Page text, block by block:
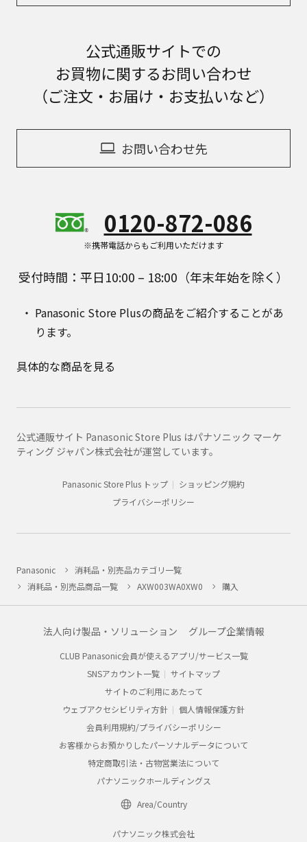
公式通販サイトでの
お買物に関するお問い合わせ
（ご注文・お届け・お支払いなど）
お問い合わせ先
0120-872-086
※携帯電話からもご利用いただけます
受付時間：平日10:00 – 18:00（年末年始を除く）
Panasonic Store Plusの商品をご紹介することがあ
ります。
具体的な商品を見る
公式通販サイト Panasonic Store Plus はパナソニック マーケ
ティング ジャパン株式会社が運営しています。
Panasonic Store Plus トップ
ショッピング規約
プライバシーポリシー
Panasonic
消耗品・別売品カテゴリ一覧
消耗品・別売品商品一覧
AXW003WA0XW0 購入
法人向け製品・ソリューション グループ企業情報
CLUB Panasonic会員が使えるアプリ/サービス一覧
SNSアカウント一覧
サイトマップ
サイトのご利用にあたって
ウェブアクセシビリティ方針
個人情報保護方針
会員利用規約/プライバシーポリシー
お客様からお預かりしたパーソナルデータについて
特定商取引法・古物営業法について
パナソニックホールディングス
Area/Country
パナソニック株式会社